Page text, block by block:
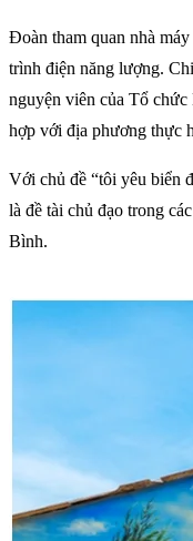
Đoàn tham quan nhà
trình điện năng lượng.
nguyện viên của Tổ
hợp với địa phương thực
Với chủ đề “tôi yêu biển
là đề tài chủ đạo trong
Bình.